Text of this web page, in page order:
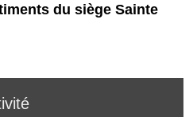
du siège Sainte